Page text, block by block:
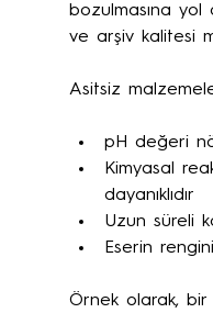
bozulmasına
ve arşiv kalitesi
Asitsiz
pH değeri
Kimyasal
dayanıklıdır
Uzun süreli
Eserin
Örnek olarak,